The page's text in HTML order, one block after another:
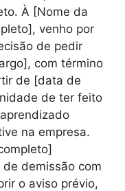
À [Nome da
venho por
de pedir
com término
de [data de
de ter feito
na empresa.
demissão com
o aviso prévio,